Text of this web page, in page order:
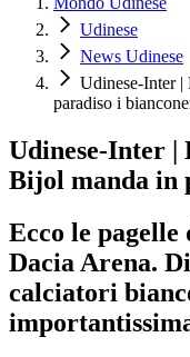
Udinese
News Udinese
Udinese-Inter
paradiso i
Udinese-Inter |
Bijol manda in
Ecco le pagelle
Dacia Arena.
calciatori